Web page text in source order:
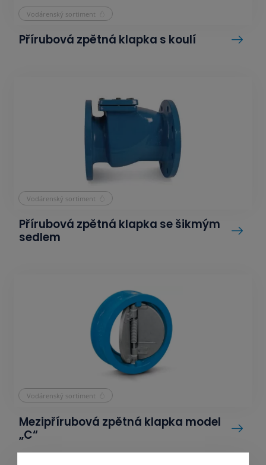
Vodárenský sortiment
Přírubová zpětná klapka s koulí
Vodárenský sortiment
Přírubová zpětná klapka se šikmým
sedlem
Vodárenský sortiment
Mezipřírubová zpětná klapka model
„C“